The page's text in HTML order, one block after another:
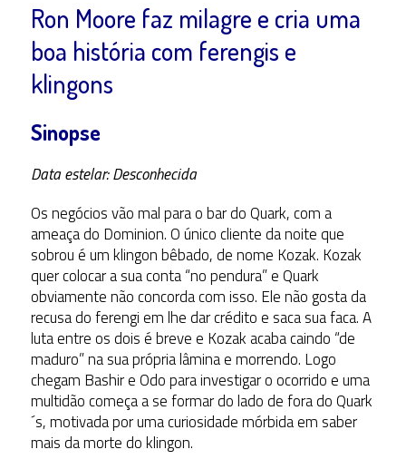
Ron Moore faz milagre e cria uma
boa história com ferengis e
klingons
Sinopse
Data estelar: Desconhecida
Os negócios vão mal para o bar do Quark, com a
ameaça do Dominion. O único cliente da noite que
sobrou é um klingon bêbado, de nome Kozak. Kozak
quer colocar a sua conta “no pendura” e Quark
obviamente não concorda com isso. Ele não gosta da
recusa do ferengi em lhe dar crédito e saca sua faca. A
luta entre os dois é breve e Kozak acaba caindo “de
maduro” na sua própria lâmina e morrendo. Logo
chegam Bashir e Odo para investigar o ocorrido e uma
multidão começa a se formar do lado de fora do Quark
´s, motivada por uma curiosidade mórbida em saber
mais da morte do klingon.